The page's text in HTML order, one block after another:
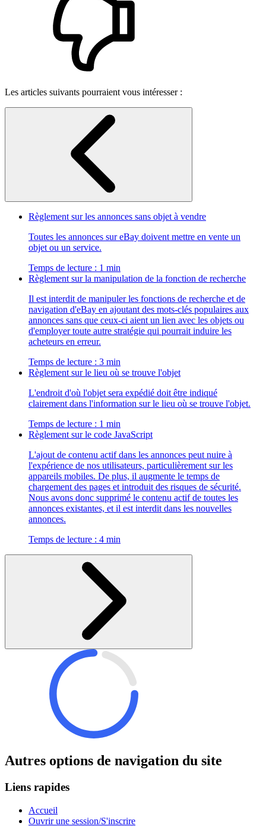
Les articles suivants pourraient vous intéresser :
Règlement sur les annonces sans objet à vendre
Toutes les annonces sur eBay doivent mettre en vente un
objet ou un service.
Temps de lecture : 1 min
Règlement sur la manipulation de la fonction de recherche
Il est interdit de manipuler les fonctions de recherche et de
navigation d'eBay en ajoutant des mots-clés populaires aux
annonces sans que ceux-ci aient un lien avec les objets ou
d'employer toute autre stratégie qui pourrait induire les
acheteurs en erreur.
Temps de lecture : 3 min
Règlement sur le lieu où se trouve l'objet
L'endroit d'où l'objet sera expédié doit être indiqué
clairement dans l'information sur le lieu où se trouve l'objet.
Temps de lecture : 1 min
Règlement sur le code JavaScript
L'ajout de contenu actif dans les annonces peut nuire à
l'expérience de nos utilisateurs, particulièrement sur les
appareils mobiles. De plus, il augmente le temps de
chargement des pages et introduit des risques de sécurité.
Nous avons donc supprimé le contenu actif de toutes les
annonces existantes, et il est interdit dans les nouvelles
annonces.
Temps de lecture : 4 min
Autres options de navigation du site
Liens rapides
Accueil
Ouvrir une session/S'inscrire